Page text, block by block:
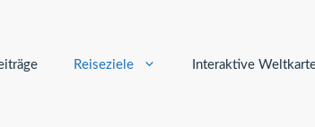
Reiseziele Interaktive